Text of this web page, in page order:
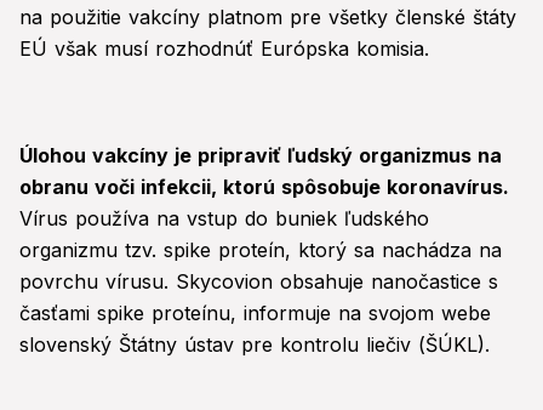
na použitie vakcíny platnom pre všetky členské štáty
EÚ však musí rozhodnúť Európska komisia.
Úlohou vakcíny je pripraviť ľudský organizmus na
obranu voči infekcii, ktorú spôsobuje koronavírus.
Vírus používa na vstup do buniek ľudského
organizmu tzv. spike proteín, ktorý sa nachádza na
povrchu vírusu. Skycovion obsahuje nanočastice s
časťami spike proteínu, informuje na svojom webe
slovenský Štátny ústav pre kontrolu liečiv (ŠÚKL).